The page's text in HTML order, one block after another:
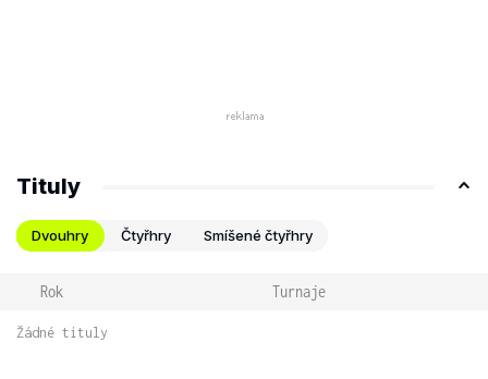
Tituly
Dvouhry Čtyřhry Smíšené čtyřhry
Rok Turnaje
Žádné tituly